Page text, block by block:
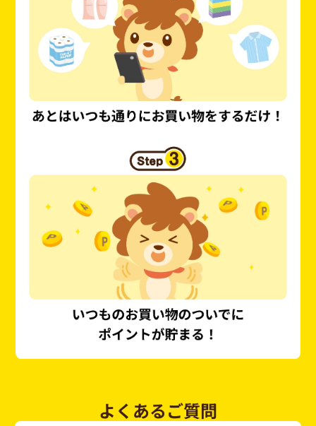
よくあるご質問